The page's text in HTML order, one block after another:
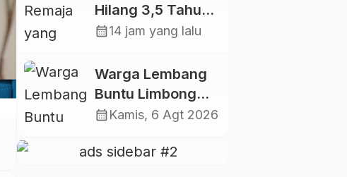
Hilang 3,5 Tahun
Lalu, Polres
Kembali Datangi
TKP
calendar_month14 jam yang lalu
Warga Lembang
Buntu Limbong
Gandasil,
Jalan Sepanjang
calendar_monthKamis, 6 Agt 2026